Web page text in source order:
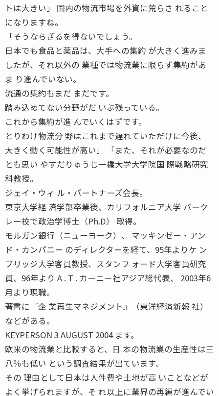
トは大きい」 ――国内の物流市場を外資に荒らさ れること
になりますね。
「そうならざるを得ないでしょう。
日本でも食品と薬品は、大手への集約 が大きく進みま
したが、それ以外の 業種では物流業に限らず集約があ
ま り進んでいない。
流通の集約もまだ まだです。
踏み込めてない分野がだ いぶ残っている。
これから集約が進 んでいくはずです。
とりわけ物流分 野はこれまで遅れていただけに今後、
大きく動く可能性が高い」 「また、それが必要なのだ
とも思い やすだりゅうじ一橋大学大学院国 際戦略研究
科教授。
ジェイ・ウィ ル・パートナーズ会長。
東京大学経 済学部卒業後、カリフォルニア大学 バーク
レー校で政治学博士（Ph.D） 取得。
モルガン銀行（ニューヨーク）、 マッキンゼー・アン
ド・カンパニー のディレクターを経て、95年よりケ ン
ブリッジ大学客員教授、スタンフ ォード大学客員研究
員、96年より A . T . カーニー社アジア総代表、 2003年6
月より現職。
著書に『企 業再生マネジメント』（東洋経済新報 社）
などがある。
KEYPERSON 3 AUGUST 2004 ます。
欧米の物流業と比較すると、日 本の物流業の生産性は三
八％も低い という調査結果が出ています。
その 理由として日本は人件費や土地が高 いことなどが
よく挙げられますが、そ れ以上に業界の再編が進んでい